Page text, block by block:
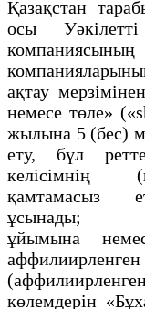
Қазақстан
осы
ақтау
немесе төле»
жылына 5 (бес)
ету, бұл
келісімнің
қамтамасыз
ұсынады;
ұйымына
көлемдерін